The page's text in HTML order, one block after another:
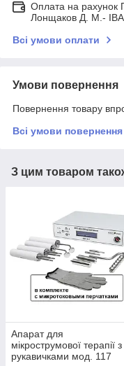
Оплата на рахунок
Лонщаков Д. М.-
Всі умови оплати
Умови повернення
Повернення товару
Всі умови повернення
З цим товаром
Апарат для
мікрострумової терапії з
рукавичками мод. 117